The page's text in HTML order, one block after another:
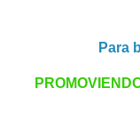
Para